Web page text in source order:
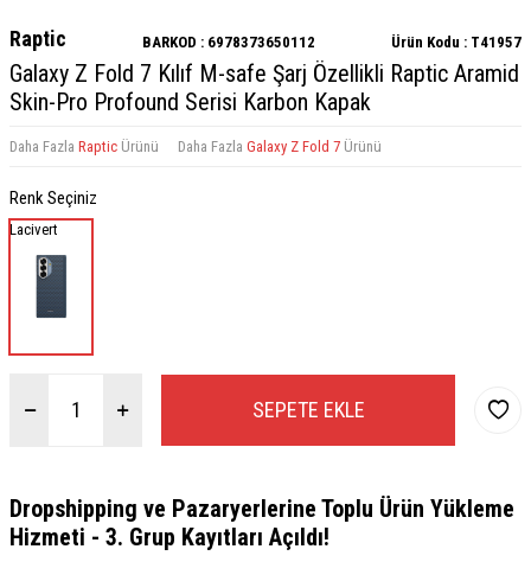
Raptic BARKOD : 6978373650112 Ürün Kodu : T41957
Galaxy Z Fold 7 Kılıf M-safe Şarj Özellikli Raptic Aramid
Skin-Pro Profound Serisi Karbon Kapak
Daha Fazla Raptic Ürünü Daha Fazla Galaxy Z Fold 7 Ürünü
Renk Seçiniz
Lacivert
SEPETE EKLE
Dropshipping ve Pazaryerlerine Toplu Ürün Yükleme
Hizmeti - 3. Grup Kayıtları Açıldı!